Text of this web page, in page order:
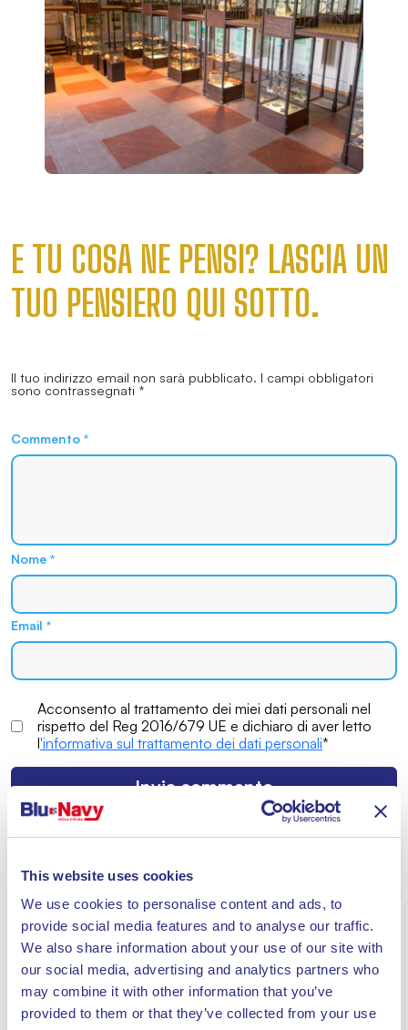
This website uses cookies
We use cookies to personalise content and ads, to
provide social media features and to analyse our traffic.
We also share information about your use of our site with
our social media, advertising and analytics partners who
may combine it with other information that you’ve
provided to them or that they’ve collected from your use
E TU COSA NE PENSI? LASCIA UN
TUO PENSIERO QUI SOTTO.
Il tuo indirizzo email non sarà pubblicato. I campi obbligatori
sono contrassegnati *
Commento *
Nome *
Email *
Acconsento al trattamento dei miei dati personali nel
rispetto del Reg 2016/679 UE e dichiaro di aver letto
l'informativa sul trattamento dei dati personali*
ALTRE NEWS